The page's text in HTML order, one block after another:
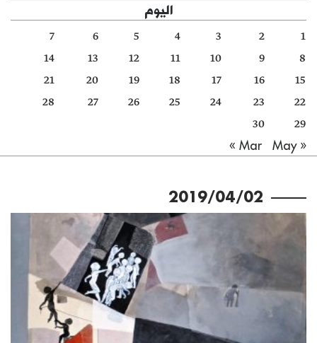
الأرشيف
اليوم
1
2
3
4
5
6
7
8
9
10
11
12
13
14
15
16
17
18
19
20
21
22
23
24
25
26
27
28
29
30
« Mar
May »
2019/04/02